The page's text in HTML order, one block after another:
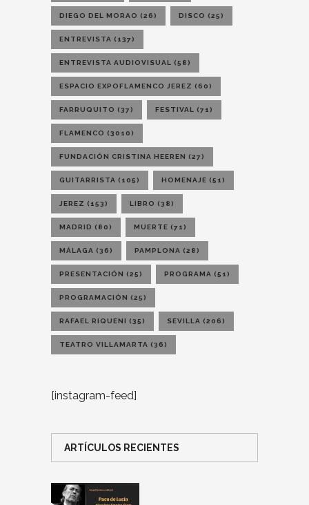
DIEGO DEL MORAO (26) DISCO (25)
ENTREVISTA (137)
ENTREVISTA AUDIOVISUAL (58)
ESPACIO EXPOFLAMENCO JEREZ (60)
FARRUQUITO (37) FESTIVAL (71)
FLAMENCO (3010)
FUNDACIÓN CRISTINA HEEREN (27)
GUITARRISTA (105) HOMENAJE (51)
JEREZ (153) LIBRO (38)
MADRID (80) MUERTE (71)
MÁLAGA (36) PAMPLONA (28)
PRESENTACIÓN (25) PROGRAMA (51)
PROGRAMACIÓN (25)
RAFAEL RIQUENI (35) SEVILLA (206)
TEATRO VILLAMARTA (36)
[instagram-feed]
ARTÍCULOS RECIENTES